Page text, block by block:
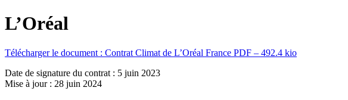
L’Oréal
Télécharger le document : Contrat Climat de L’Oréal France PDF – 492.4 kio
Date de signature du contrat : 5 juin 2023
Mise à jour : 28 juin 2024